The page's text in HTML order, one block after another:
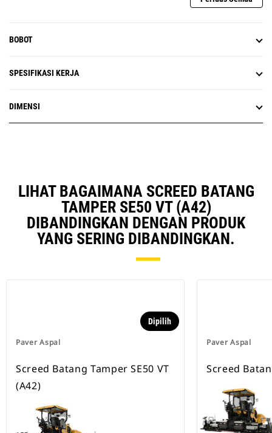
BOBOT
SPESIFIKASI KERJA
DIMENSI
LIHAT BAGAIMANA SCREED BATANG
TAMPER SE50 VT (A42)
DIBANDINGKAN DENGAN PRODUK
YANG SERING DIBANDINGKAN.
Paver Aspal
Dipilih
Screed Batang Tamper SE50 VT
(A42)
Paver Aspal
Screed